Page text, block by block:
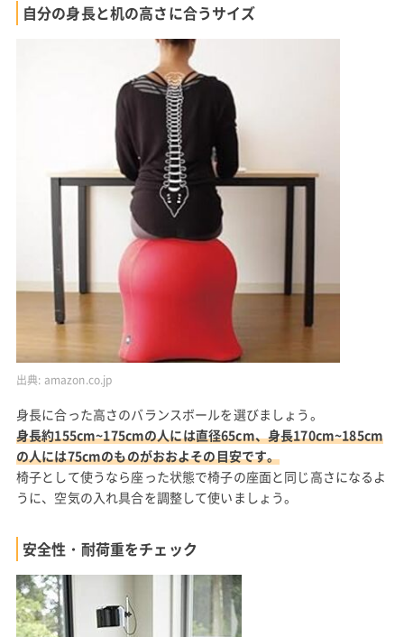
自分の身長と机の高さに合うサイズ
出典: amazon.co.jp
身長に合った高さのバランスボールを選びましょう。
身長約155cm~175cmの人には直径65cm、身長170cm~185cm
の人には75cmのものがおおよその目安です。
椅子として使うなら座った状態で椅子の座面と同じ高さになるよ
うに、空気の入れ具合を調整して使いましょう。
安全性・耐荷重をチェック